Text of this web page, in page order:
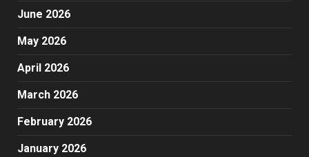
June 2026
May 2026
April 2026
March 2026
February 2026
January 2026